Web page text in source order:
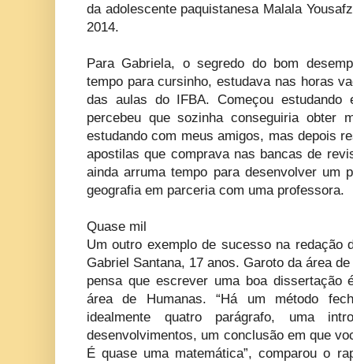
da adolescente paquistanesa Malala
2014.
Para Gabriela, o segredo do bom
tempo para cursinho, estudava nas horas
das aulas do IFBA. Começou
percebeu que sozinha conseguiria obter
estudando com meus amigos, mas depois
apostilas que comprava nas bancas de
ainda arruma tempo para desenvolver um
geografia em parceria com uma professora.
Quase mil
Um outro exemplo de sucesso na redação
Gabriel Santana, 17 anos. Garoto da área
pensa que escrever uma boa dissertação
área de Humanas. “Há um método
idealmente quatro parágrafo, uma
desenvolvimentos, um conclusão em que
É quase uma matemática”, comparou o